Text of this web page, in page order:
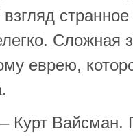
Сложная
еврею,
Курт Вайсман.